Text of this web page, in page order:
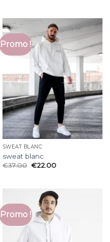
Promo !
SWEAT BLANC
sweat blanc
€37.00 €22.00
Promo !